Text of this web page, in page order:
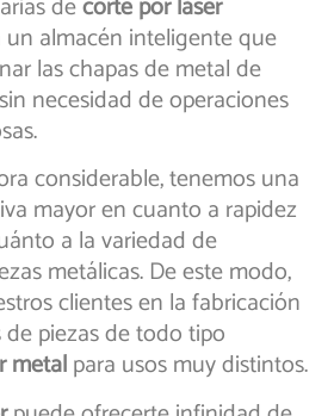
almacén inteligente que
las chapas de metal de
necesidad de operaciones
considerable, tenemos una
mayor en cuanto a rapidez
a la variedad de
metálicas. De este modo,
clientes en la fabricación
piezas de todo tipo
metalpara usos muy distintos.